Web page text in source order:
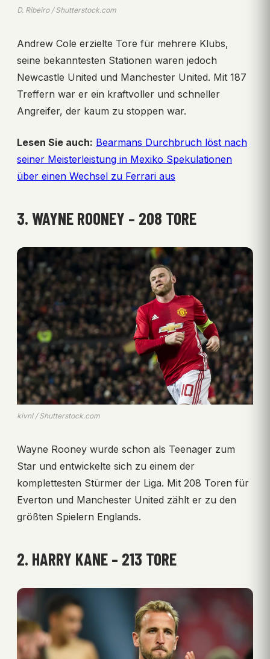
D. Ribeiro / Shutterstock.com
Andrew Cole erzielte Tore für mehrere Klubs,
seine bekanntesten Stationen waren jedoch
Newcastle United und Manchester United. Mit 187
Treffern war er ein kraftvoller und schneller
Angreifer, der kaum zu stoppen war.
Lesen Sie auch: Bearmans Durchbruch löst nach
seiner Meisterleistung in Mexiko Spekulationen
über einen Wechsel zu Ferrari aus
3. WAYNE ROONEY – 208 TORE
kivnl / Shutterstock.com
Wayne Rooney wurde schon als Teenager zum
Star und entwickelte sich zu einem der
komplettesten Stürmer der Liga. Mit 208 Toren für
Everton und Manchester United zählt er zu den
größten Spielern Englands.
2. HARRY KANE – 213 TORE